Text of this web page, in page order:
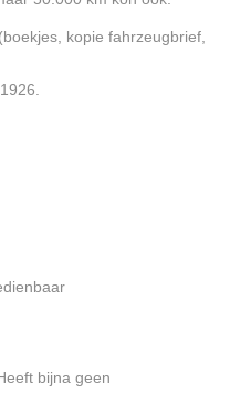
kopie fahrzeugbrief,
bijna geen